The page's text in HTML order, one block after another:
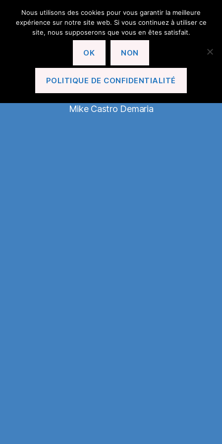
En Avant Le Cannet!
Mike Castro Demaria
Nous utilisons des cookies pour vous garantir la meilleure
expérience sur notre site web. Si vous continuez à utiliser ce
site, nous supposerons que vous en êtes satisfait.
OK NON
POLITIQUE DE CONFIDENTIALITÉ